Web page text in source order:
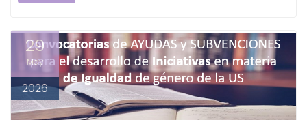
29
May
2026